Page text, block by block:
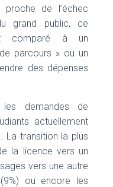
de l’échec
grand public, ce
comparé à un
parcours » ou un
des dépenses
demandes de
actuellement
La transition la plus
la licence vers un
vers une autre
ou encore les